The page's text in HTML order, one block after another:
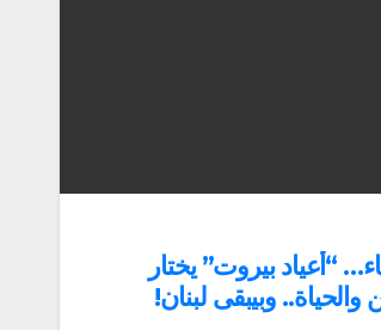
“أعياد بيروت” يختار
والحياة.. وبيبقى لبنان!